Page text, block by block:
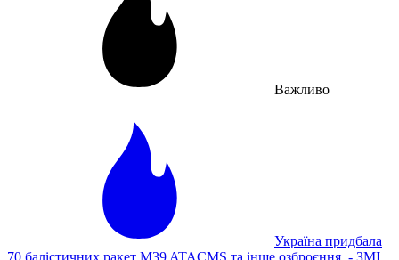
Важливо
Україна придбала
70 балістичних ракет M39 ATACMS та інше озброєння, - ЗМІ